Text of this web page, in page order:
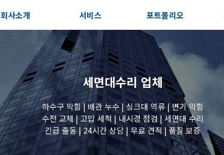
회사소개
공지사항
오시는길
서비스
서비스안내
포스트
포트폴리오
전체보기
세면대 작업
변기 작업
욕조 작업
세면대수리업체
하수구 막힘 | 배관 누수 | 싱크대 역류 | 변기 막힘
수전 교체 | 고압 세척 | 내시경 점검 | 세면대 수리
긴급 출동 | 24시간 상담 | 무료 견적 | 품질 보증